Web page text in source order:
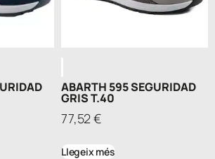
ABARTH 595 SEGURIDAD
GRIS T.40
77,52€
Llegeix més